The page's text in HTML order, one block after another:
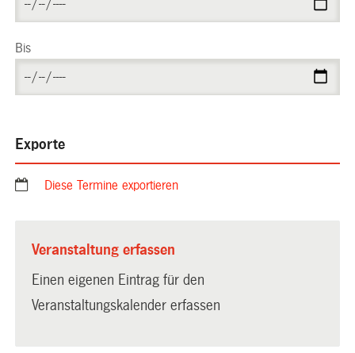
Bis
Exporte
Diese Termine exportieren
Veranstaltung erfassen
Einen eigenen Eintrag für den
Veranstaltungskalender erfassen